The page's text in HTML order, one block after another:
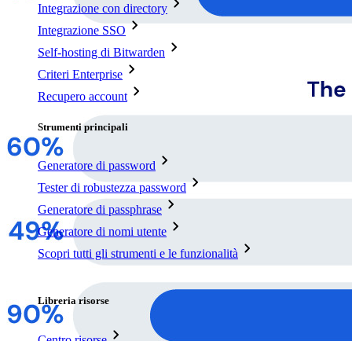
Integrazione con directory
Integrazione SSO
Self-hosting di Bitwarden
Criteri Enterprise
Recupero account
Strumenti principali
Generatore di password
Tester di robustezza password
Generatore di passphrase
Generatore di nomi utente
Scopri tutti gli strumenti e le funzionalità
Libreria risorse